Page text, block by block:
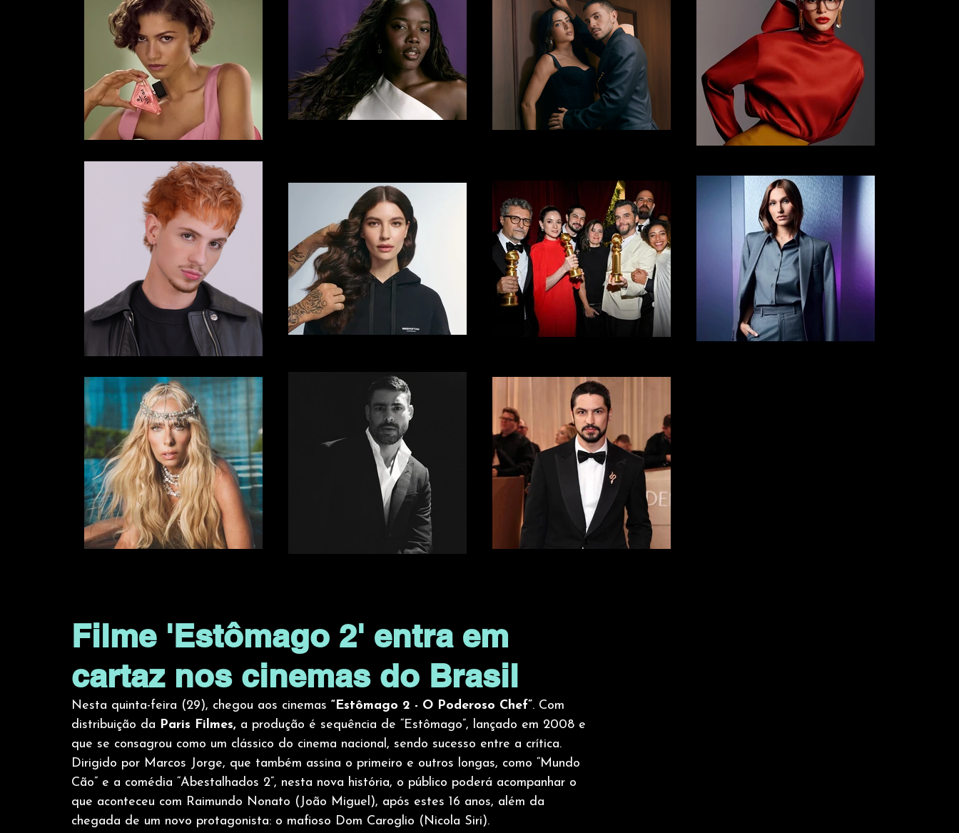
Filme 'Estômago 2' entra em
cartaz nos cinemas do Brasil
Nesta quinta-feira (29), chegou aos cinemas “Estômago 2 - O Poderoso Chef”. Com
distribuição da Paris Filmes, a produção é sequência de “Estômago”, lançado em 2008 e
que se consagrou como um clássico do cinema nacional, sendo sucesso entre a crítica.
Dirigido por Marcos Jorge, que também assina o primeiro e outros longas, como “Mundo
Cão” e a comédia “Abestalhados 2”, nesta nova história, o público poderá acompanhar o
que aconteceu com Raimundo Nonato (João Miguel), após estes 16 anos, além da
chegada de um novo protagonista: o mafioso Dom Caroglio (Nicola Siri).